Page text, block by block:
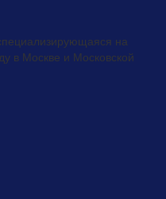
на
в Москве и Московской